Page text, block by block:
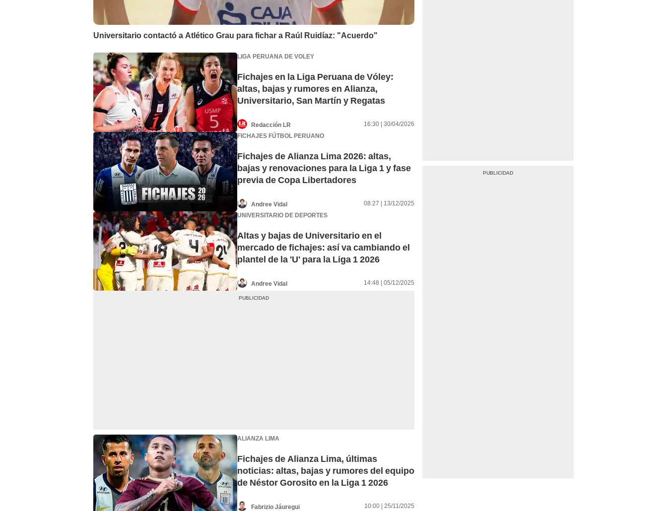
Universitario contactó a Atlético Grau para fichar a Raúl Ruidíaz: "Acuerdo"
LIGA PERUANA DE VOLEY
Fichajes en la Liga Peruana de Vóley:
altas, bajas y rumores en Alianza,
Universitario, San Martín y Regatas
Redacción LR
16:30 | 30/04/2026
FICHAJES FÚTBOL PERUANO
Fichajes de Alianza Lima 2026: altas,
bajas y renovaciones para la Liga 1 y fase
previa de Copa Libertadores
Andree Vidal
08:27 | 13/12/2025
UNIVERSITARIO DE DEPORTES
Altas y bajas de Universitario en el
mercado de fichajes: así va cambiando el
plantel de la 'U' para la Liga 1 2026
Andree Vidal 14:48 | 05/12/2025
ALIANZA LIMA
Fichajes de Alianza Lima, últimas
noticias: altas, bajas y rumores del equipo
de Néstor Gorosito en la Liga 1 2026
Fabrizio Jáuregui
10:00 | 25/11/2025